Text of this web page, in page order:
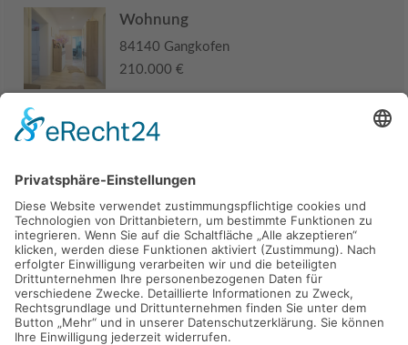
Wohnung
84140 Gangkofen
210.000 €
Haus
285.000 €
Kaufen Verkaufen Mieten Vermieten
Kontakt Impressum